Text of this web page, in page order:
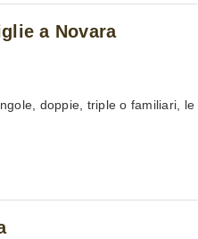
a Novara
doppie, triple o familiari, le